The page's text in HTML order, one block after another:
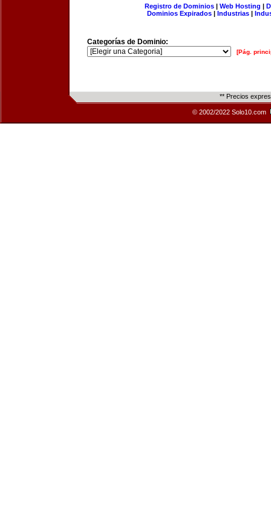
Registro de Dominios| Web Hosting |
Dominios Expirados | Industrias |
Categorías de Dominio:
[Pág.
** Precios
© 2002/2022 Solo10.com